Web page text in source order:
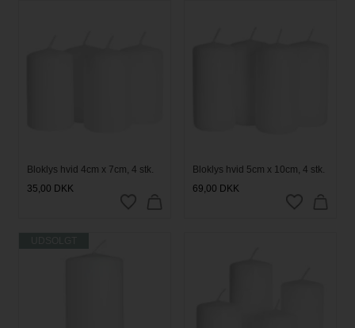
Bloklys hvid 4cm x 7cm, 4 stk.
35,00 DKK
Bloklys hvid 5cm x 10cm, 4 stk.
69,00 DKK